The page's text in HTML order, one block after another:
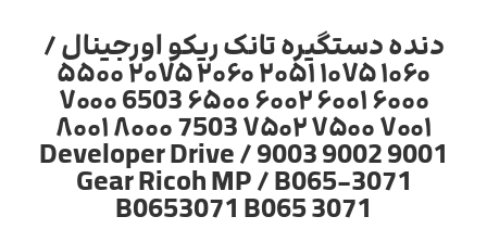
دنده دستگیره تانک ریکو اورجینال /
۱۰۶۰ ۱۰۷۵ ۲۰۵۱ ۲۰۶۰ ۲۰۷۵ ۵۵۰۰
۶۰۰۰ ۶۰۰۱ ۶۰۰۲ ۶۵۰۰ 6503 ۷۰۰۰
۷۰۰۱ ۷۵۰۰ ۷۵۰۲ 7503 ۸۰۰۰ ۸۰۰۱
9001 9002 9003 / Developer Drive
Gear Ricoh MP / B065-3071
B0653071 B065 3071